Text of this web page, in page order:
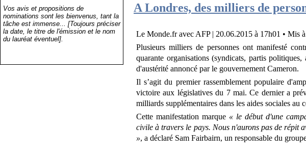
Vos avis et propositions de
nominations sont les bienvenus, tant la
tâche est immense... [Toujours préciser
la date, le titre de l'émission et le nom
du lauréat éventuel].
A Londres, des milliers de
Le Monde.fr avec AFP| 20.06.2015 à 17h01 • Mis
Plusieurs milliers de personnes ont manifesté
quarante organisations (syndicats, partis
d'austérité annoncé par le gouvernement Cameron.
Il s’agit du premier rassemblement populaire
victoire aux législatives du 7 mai. Ce dernier a
milliards supplémentaires dans les aides sociales au
Cette manifestation marque « le début d'une
civile à travers le pays. Nous n'aurons pas de répit
», a déclaré Sam Fairbairn, un responsable du